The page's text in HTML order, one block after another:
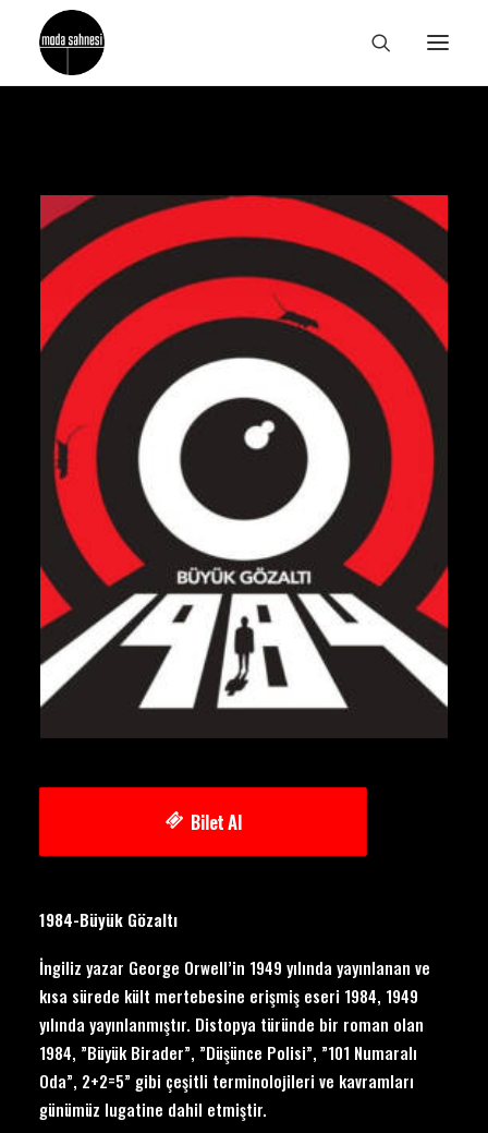
Bilet Al
1984-Büyük Gözaltı
İngiliz yazar George Orwell’in 1949 yılında yayınlanan ve
kısa sürede kült mertebesine erişmiş eseri 1984, 1949
yılında yayınlanmıştır. Distopya türünde bir roman olan
1984, ”Büyük Birader”, ”Düşünce Polisi”, ”101 Numaralı
Oda”, 2+2=5” gibi çeşitli terminolojileri ve kavramları
günümüz lugatine dahil etmiştir.